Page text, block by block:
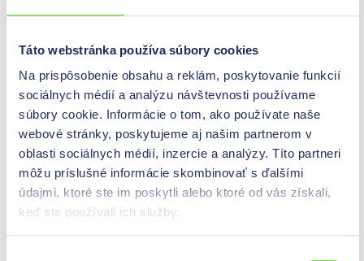
Táto webstránka používa súbory cookies
Na prispôsobenie obsahu a reklám, poskytovanie funkcií
sociálnych médií a analýzu návštevnosti používame
súbory cookie. Informácie o tom, ako používate naše
webové stránky, poskytujeme aj našim partnerom v
oblasti sociálnych médií, inzercie a analýzy. Títo partneri
môžu príslušné informácie skombinovať s ďalšími
údajmi, ktoré ste im poskytli alebo ktoré od vás získali,
keď ste používali ich služby.
Hĺbka vrubu
Veľkosť 4 x 4,5
42202
Zárezové kliešte, tvar zárezu trojuholník, 3 x 6 mm
0,00 €*
Obsah: 1 St